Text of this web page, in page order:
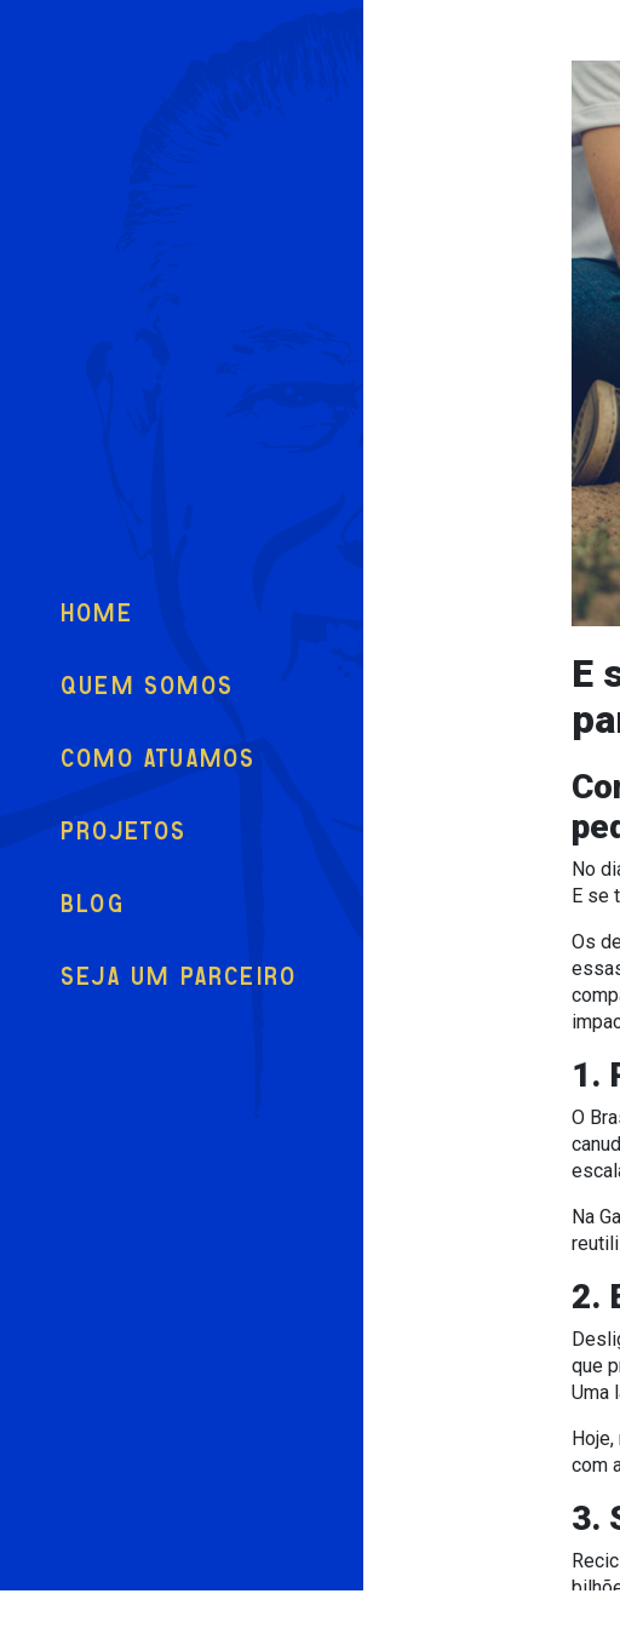
HOME
QUEM SOMOS
COMO ATUAMOS
PROJETOS
BLOG
SEJA UM PARCEIRO
E
No
E se
Os
1.
O
Na
2.
que
Uma
Hoje,
com
3.